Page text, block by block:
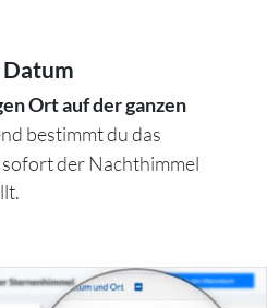
Ort auf der ganzen
bestimmt du das
der Nachthimmel